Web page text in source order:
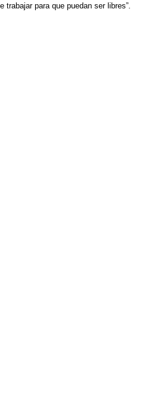
para que puedan ser libres”.